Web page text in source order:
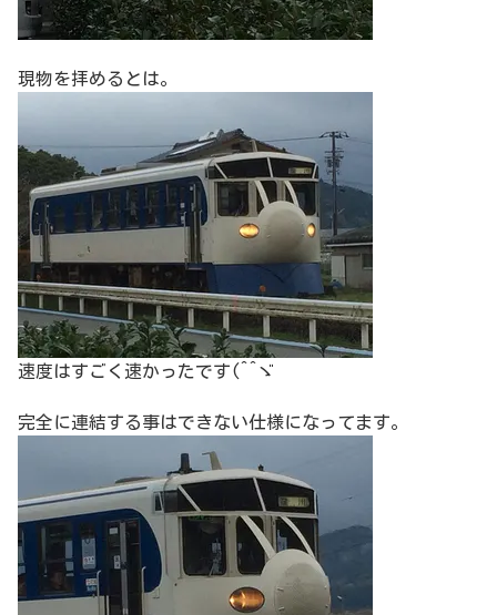
現物を拝めるとは。
速度はすごく速かったです(^^ゞ
完全に連結する事はできない仕様になってます。